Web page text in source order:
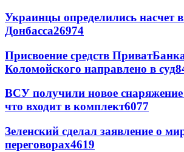
Украинцы определились насчет
Донбасса26974
Присвоение средств
Коломойского направлено в суд
ВСУ получили новое снаряжение
что входит в комплект6077
Зеленский сделал заявление о
переговорах4619